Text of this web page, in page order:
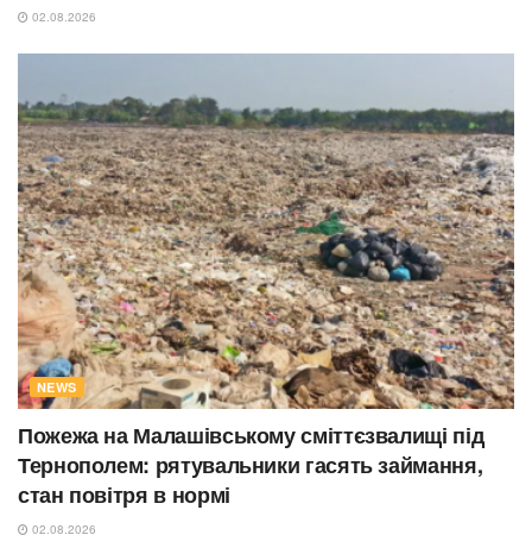
02.08.2026
NEWS
Пожежа на Малашівському сміттєзвалищі під
Тернополем: рятувальники гасять займання,
стан повітря в нормі
02.08.2026